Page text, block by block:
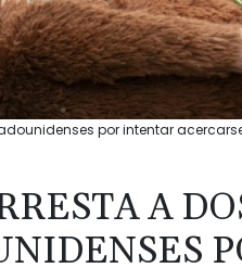
por intentar
A